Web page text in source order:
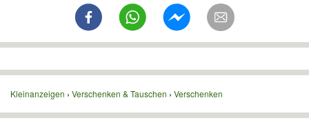
Kleinanzeigen Verschenken & Tauschen Verschenken